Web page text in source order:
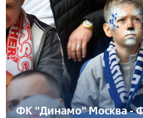
ФК "Динамо" Москва -